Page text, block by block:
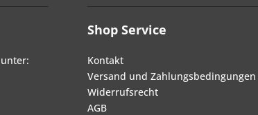
Shop Service
Kontakt
Versand und Zahlungsbedingungen
Widerrufsrecht
AGB